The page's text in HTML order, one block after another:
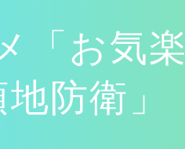
「お気楽
防衛」